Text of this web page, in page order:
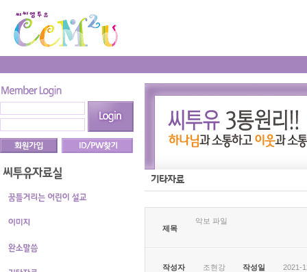
제목
악보 파일
작성자 조현강 작성일 2021-